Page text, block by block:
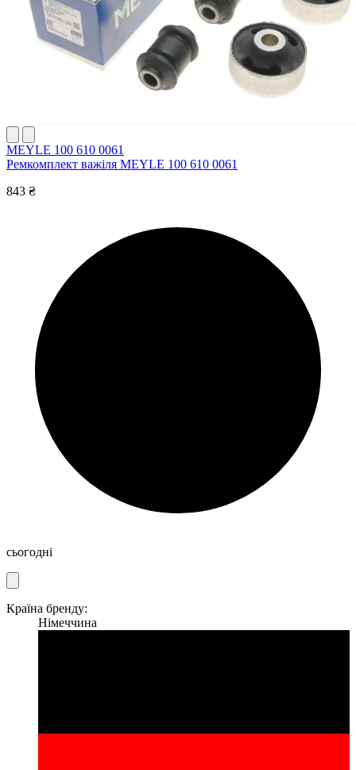
MEYLE 100 610 0061
Ремкомплект важіля MEYLE 100 610 0061
843 ₴
сьогодні
Країна бренду:
Німеччина